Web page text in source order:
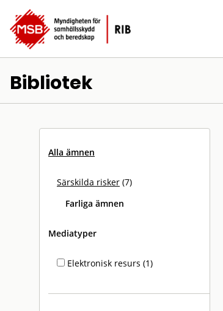
Bibliotek
Alla ämnen
Särskilda risker (7)
Farliga ämnen
Mediatyper
Elektronisk resurs (1)